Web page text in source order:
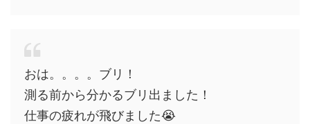
おは。。。。ブリ！
測る前から分かるブリ出ました！
仕事の疲れが飛びました😭